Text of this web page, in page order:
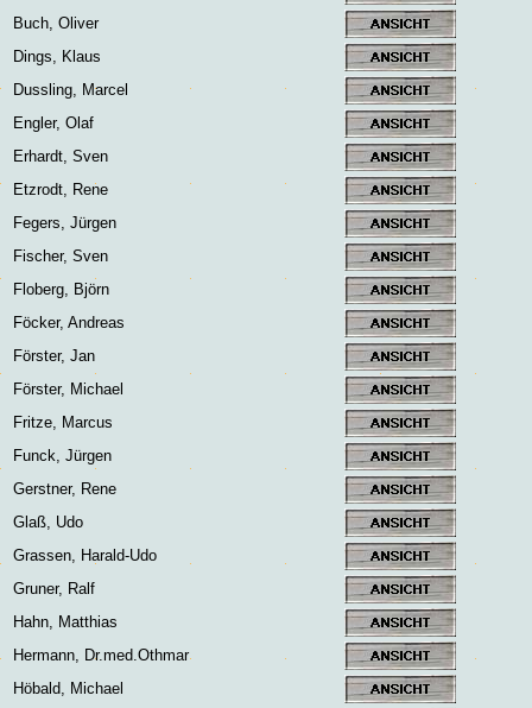
Buch, Oliver
Dings, Klaus
Dussling, Marcel
Engler, Olaf
Erhardt, Sven
Etzrodt, Rene
Fegers, Jürgen
Fischer, Sven
Floberg, Björn
Föcker, Andreas
Förster, Jan
Förster, Michael
Fritze, Marcus
Funck, Jürgen
Gerstner, Rene
Glaß, Udo
Grassen, Harald-Udo
Gruner, Ralf
Hahn, Matthias
Hermann, Dr.med.Othmar
Höbald, Michael